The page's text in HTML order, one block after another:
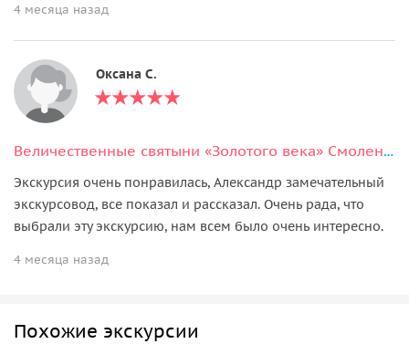
4 месяца назад
Оксана С.
Величественные святыни «Золотого века» Смоленска
Экскурсия очень понравилась, Александр замечательный
экскурсовод, все показал и рассказал. Очень рада, что
выбрали эту экскурсию, нам всем было очень интересно.
4 месяца назад
Похожие экскурсии